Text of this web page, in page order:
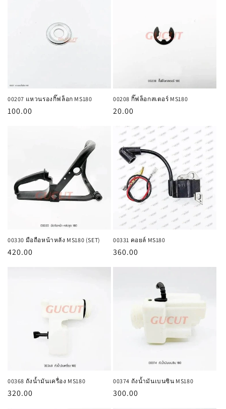
00207 แหวนรองกิ๊ฟล็อก MS180
ราคา
100.00
00208 กิ๊ฟล็อกสเตอร์ MS180
ราคา
20.00
00330 มือถือหน้าหลัง MS180 (SET)
ราคา
420.00
00331 คอยล์ MS180
ราคา
360.00
00368 ถังน้ำมันเครื่อง MS180
ราคา
320.00
00374 ถังน้ำมันเบนซิน MS180
ราคา
300.00